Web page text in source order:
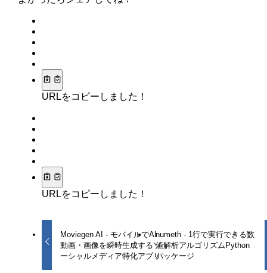
URLをコピーしました！
URLをコピーしました！
Moviegen AI - モバイルでAI
動画・画像を瞬時生成するソ
ーシャルメディア特化アプリ
numeth - 1行で実行できる数
値解析アルゴリズムPython
パッケージ